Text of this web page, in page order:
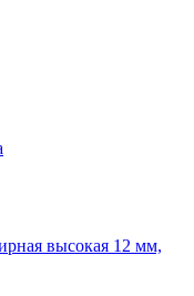
высокая 12 мм,